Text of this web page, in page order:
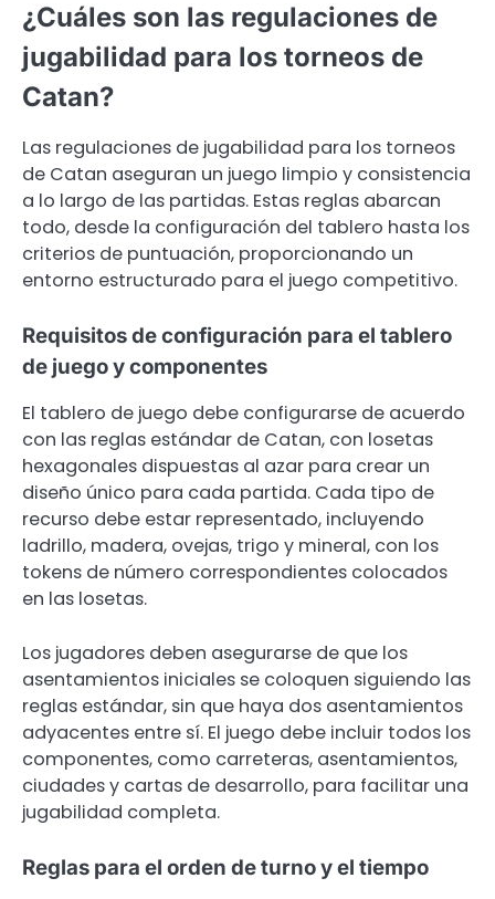
¿Cuáles son las regulaciones de
jugabilidad para los torneos de
Catan?
Las regulaciones de jugabilidad para los torneos
de Catan aseguran un juego limpio y consistencia
a lo largo de las partidas. Estas reglas abarcan
todo, desde la configuración del tablero hasta los
criterios de puntuación, proporcionando un
entorno estructurado para el juego competitivo.
Requisitos de configuración para el tablero
de juego y componentes
El tablero de juego debe configurarse de acuerdo
con las reglas estándar de Catan, con losetas
hexagonales dispuestas al azar para crear un
diseño único para cada partida. Cada tipo de
recurso debe estar representado, incluyendo
ladrillo, madera, ovejas, trigo y mineral, con los
tokens de número correspondientes colocados
en las losetas.
Los jugadores deben asegurarse de que los
asentamientos iniciales se coloquen siguiendo las
reglas estándar, sin que haya dos asentamientos
adyacentes entre sí. El juego debe incluir todos los
componentes, como carreteras, asentamientos,
ciudades y cartas de desarrollo, para facilitar una
jugabilidad completa.
Reglas para el orden de turno y el tiempo